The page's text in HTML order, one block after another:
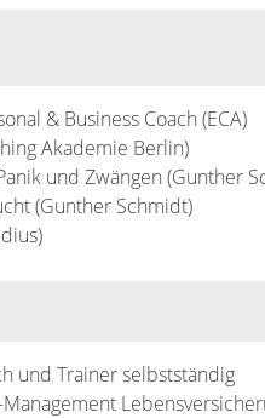
& Business Coach (ECA)
Akademie Berlin)
und Zwängen (Gunther
(Gunther Schmidt)
und Trainer selbstständig